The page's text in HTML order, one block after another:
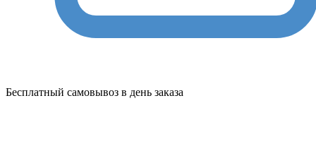
Бесплатный самовывоз в день заказа